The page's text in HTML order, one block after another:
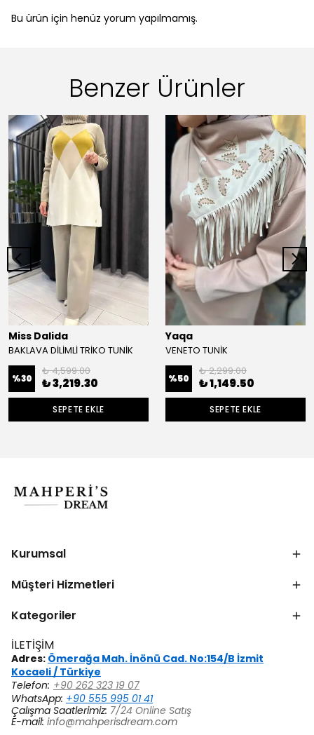
Bu ürün için henüz yorum yapılmamış.
Benzer Ürünler
Miss Dalida
BAKLAVA DİLİMLİ TRİKO TUNİK
%30
₺ 4,599.00
₺ 3,219.30
SEPETE EKLE
Yaqa
VENETO TUNİK
%50
₺ 2,299.00
₺ 1,149.50
SEPETE EKLE
Kurumsal
Müşteri Hizmetleri
Kategoriler
İLETİŞİM
Adres: Ömerağa Mah. İnönü Cad. No:154/B İzmit
Kocaeli / Türkiye
Telefon: +90 262 323 19 07
WhatsApp: +90 555 995 01 41
Çalışma Saatlerimiz: 7/24 Online Satış
E-mail: info@mahperisdream.com